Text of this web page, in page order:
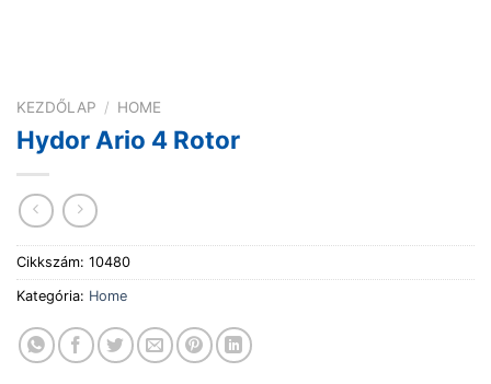
KEZDŐLAP / HOME
Hydor Ario 4 Rotor
Cikkszám: 10480
Kategória: Home